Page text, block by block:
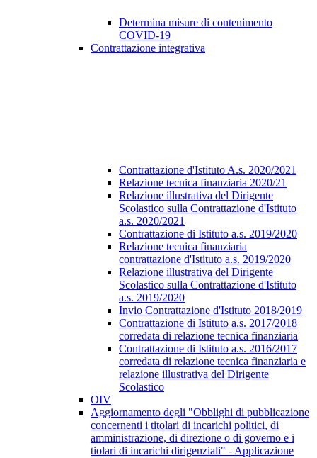
Determina misure di contenimento
COVID-19
Contrattazione integrativa
Contrattazione d'Istituto A.s. 2020/2021
Relazione tecnica finanziaria 2020/21
Relazione illustrativa del Dirigente
Scolastico sulla Contrattazione d'Istituto
a.s. 2020/2021
Contrattazione di Istituto a.s. 2019/2020
Relazione tecnica finanziaria
contrattazione d'Istituto a.s. 2019/2020
Relazione illustrativa del Dirigente
Scolastico sulla Contrattazione d'Istituto
a.s. 2019/2020
Invio Contrattazione d'Istituto 2018/2019
Contrattazione di Istituto a.s. 2017/2018
corredata di relazione tecnica finanziaria
Contrattazione di Istituto a.s. 2016/2017
corredata di relazione tecnica finanziaria e
relazione illustrativa del Dirigente
Scolastico
OIV
Aggiornamento degli "Obblighi di pubblicazione
concernenti i titolari di incarichi politici, di
amministrazione, di direzione o di governo e i
tiolari di incarichi dirigenziali" - Applicazione